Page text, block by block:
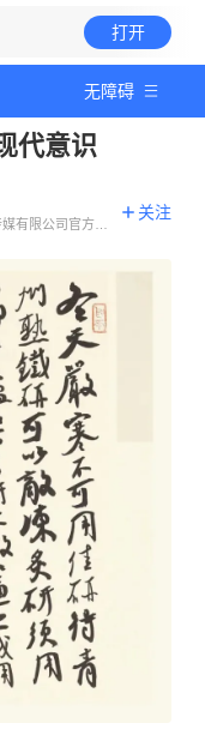
打开
无障碍
代意识
有限公司官方账
关注